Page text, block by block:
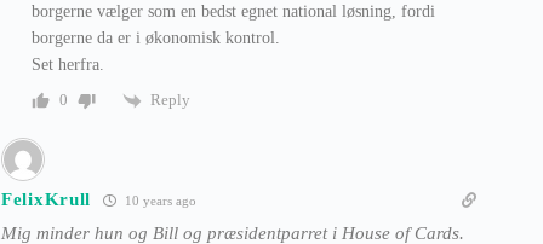
borgerne vælger som en bedst egnet national løsning, fordi
borgerne da er i økonomisk kontrol.
Set herfra.
0
Reply
FelixKrull 10 years ago
Mig minder hun og Bill og præsidentparret i House of Cards.